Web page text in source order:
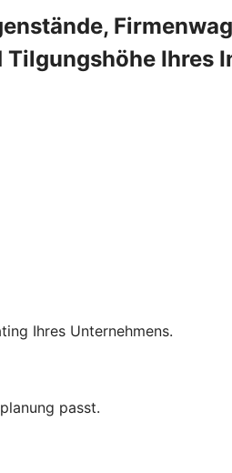
Ihres Unternehmens.
passt.